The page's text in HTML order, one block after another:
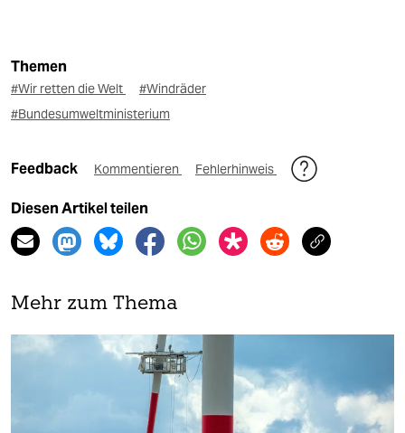
Themen
#Wir retten die Welt
#Windräder
#Bundesumweltministerium
Feedback Kommentieren Fehlerhinweis
Diesen Artikel teilen
Mehr zum Thema